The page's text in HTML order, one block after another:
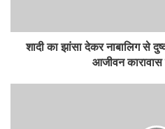
शादी का झांसा देकर नाबालिग से
आजीवन